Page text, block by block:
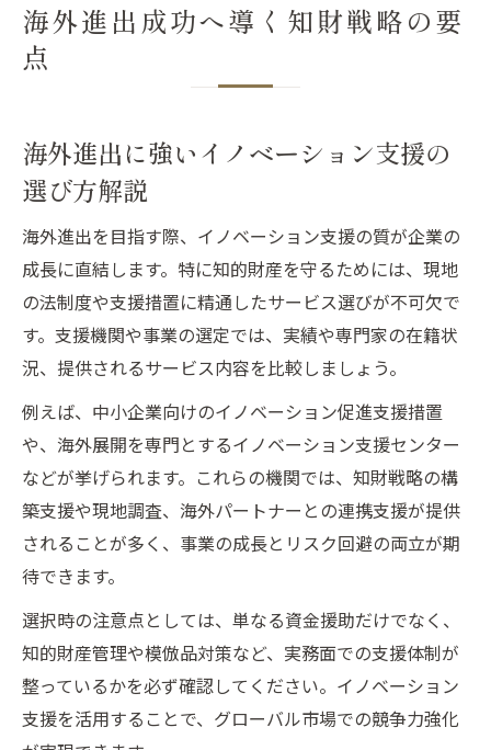
海外進出成功へ導く知財戦略の要
点
海外進出に強いイノベーション支援の
選び方解説
海外進出を目指す際、イノベーション支援の質が企業の
成長に直結します。特に知的財産を守るためには、現地
の法制度や支援措置に精通したサービス選びが不可欠で
す。支援機関や事業の選定では、実績や専門家の在籍状
況、提供されるサービス内容を比較しましょう。
例えば、中小企業向けのイノベーション促進支援措置
や、海外展開を専門とするイノベーション支援センター
などが挙げられます。これらの機関では、知財戦略の構
築支援や現地調査、海外パートナーとの連携支援が提供
されることが多く、事業の成長とリスク回避の両立が期
待できます。
選択時の注意点としては、単なる資金援助だけでなく、
知的財産管理や模倣品対策など、実務面での支援体制が
整っているかを必ず確認してください。イノベーション
支援を活用することで、グローバル市場での競争力強化